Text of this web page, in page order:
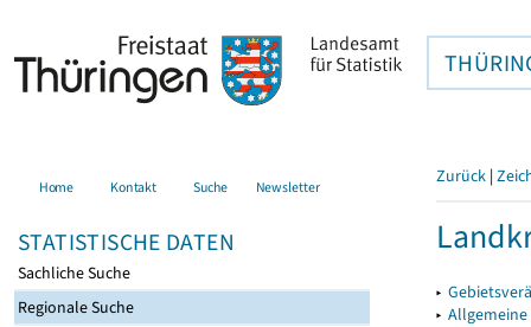
Home Kontakt Suche Newsletter
STATISTISCHE DATEN
Sachliche Suche
Regionale Suche
Zurück |
▸
▸